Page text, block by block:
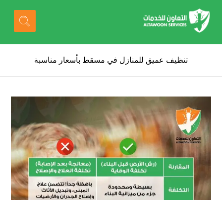
تنظيف عميق للمنازل في مسقط بأسعار مناسبة